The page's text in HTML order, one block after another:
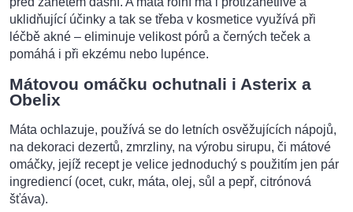
uklidňující účinky a tak se třeba v kosmetice využívá při
léčbě akné – eliminuje velikost pórů a černých teček a
pomáhá i při ekzému nebo lupénce.
Mátovou omáčku ochutnali i Asterix a
Obelix
Máta ochlazuje, používá se do letních osvěžujících nápojů,
na dekoraci dezertů, zmrzliny, na výrobu sirupu, či mátové
omáčky, jejíž recept je velice jednoduchý s použitím jen pár
ingrediencí (ocet, cukr, máta, olej, sůl a pepř, citrónová
šťáva).